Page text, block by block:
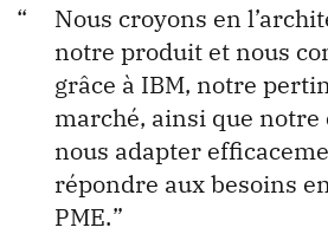
Nous croyons en
notre produit et nous
grâce à IBM, notre
marché, ainsi que notre
nous adapter
répondre aux besoins
PME.